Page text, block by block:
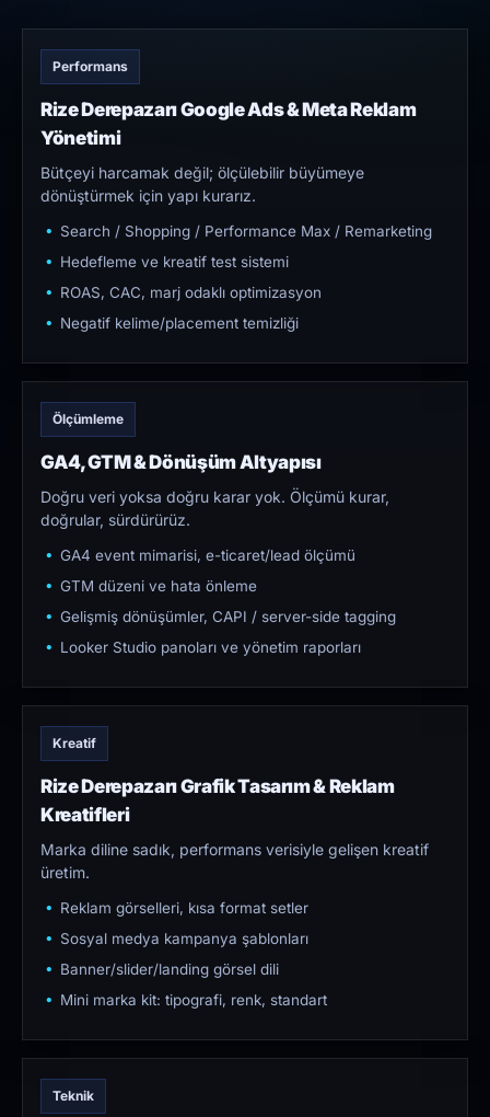
Performans
Rize Derepazarı Google Ads & Meta Reklam
Yönetimi
Bütçeyi harcamak değil; ölçülebilir büyümeye
dönüştürmek için yapı kurarız.
Search / Shopping / Performance Max / Remarketing
Hedefleme ve kreatif test sistemi
ROAS, CAC, marj odaklı optimizasyon
Negatif kelime/placement temizliği
Ölçümleme
GA4, GTM & Dönüşüm Altyapısı
Doğru veri yoksa doğru karar yok. Ölçümü kurar,
doğrular, sürdürürüz.
GA4 event mimarisi, e-ticaret/lead ölçümü
GTM düzeni ve hata önleme
Gelişmiş dönüşümler, CAPI / server-side tagging
Looker Studio panoları ve yönetim raporları
Kreatif
Rize Derepazarı Grafik Tasarım & Reklam
Kreatifleri
Marka diline sadık, performans verisiyle gelişen kreatif
üretim.
Reklam görselleri, kısa format setler
Sosyal medya kampanya şablonları
Banner/slider/landing görsel dili
Mini marka kit: tipografi, renk, standart
Teknik